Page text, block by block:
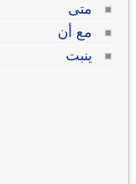
متى
مع أن
ينبت